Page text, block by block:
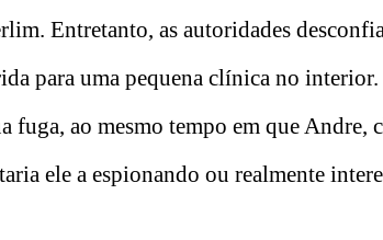
Entretanto, as autoridades
para uma pequena clínica no
fuga, ao mesmo tempo em que
ele a espionando ou realmente